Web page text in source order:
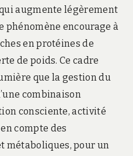
augmente légèrement
phénomène encourage à
en protéines de
de poids. Ce cadre
que la gestion du
combinaison
consciente, activité
compte des
métaboliques, pour un